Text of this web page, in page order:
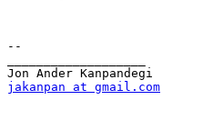
--
jakanpan at gmail.com